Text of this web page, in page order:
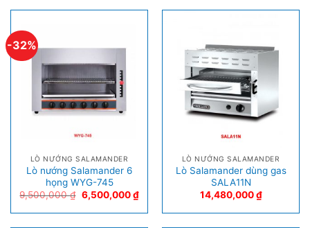
-32%
LÒ NƯỚNG SALAMANDER
Lò nướng Salamander 6
họng WYG-745
9,500,000₫ 6,500,000₫
LÒ NƯỚNG SALAMANDER
Lò Salamander dùng gas
SALA11N
14,480,000₫